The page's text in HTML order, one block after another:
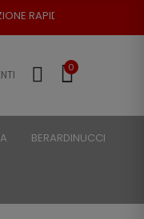
0
BERARDINUCCI